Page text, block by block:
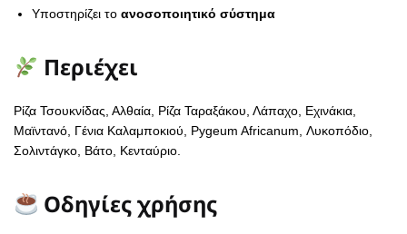
Υποστηρίζει το ανοσοποιητικό σύστημα
Περιέχει
Ρίζα Τσουκνίδας, Αλθαία, Ρίζα Ταραξάκου, Λάπαχο, Εχινάκια,
Μαϊντανό, Γένια Καλαμποκιού, Pygeum Africanum, Λυκοπόδιο,
Σολιντάγκο, Βάτο, Κενταύριο.
Οδηγίες χρήσης